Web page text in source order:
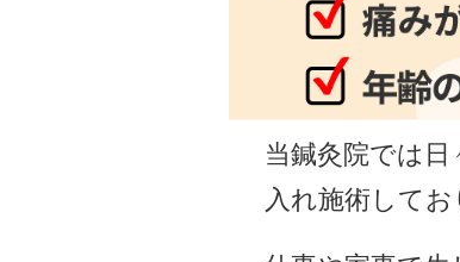
当鍼灸院では
入れ施術して